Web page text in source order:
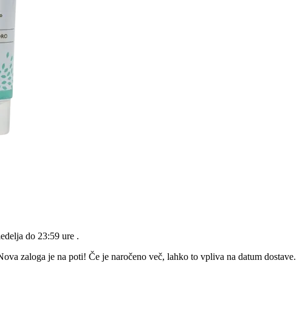
do 23:59 ure .
zaloga je na poti! Če je naročeno več, lahko to vpliva na datum dostave.